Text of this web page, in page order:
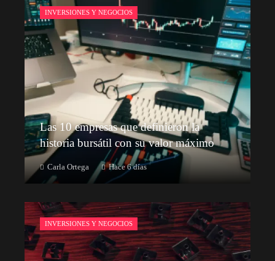
INVERSIONES Y NEGOCIOS
Las 10 empresas que definieron la
historia bursátil con su valor máximo
Carla Ortega Hace 6 días
INVERSIONES Y NEGOCIOS